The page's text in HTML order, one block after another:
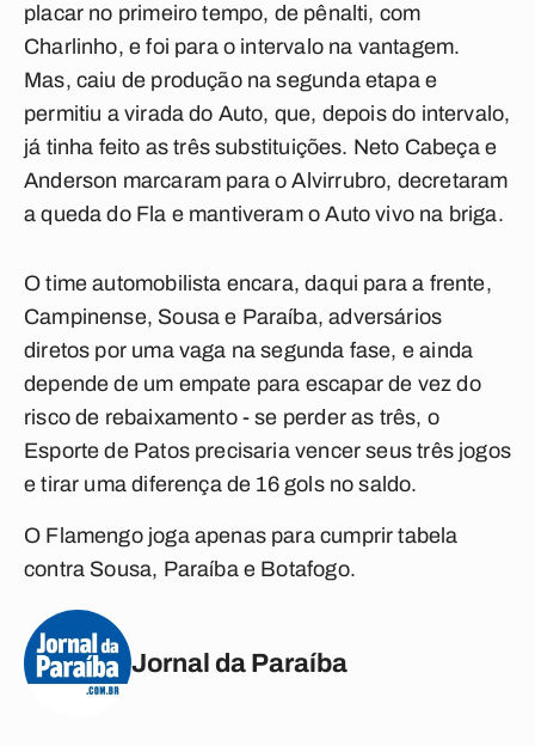
placar no primeiro tempo, de pênalti, com
Charlinho, e foi para o intervalo na vantagem.
Mas, caiu de produção na segunda etapa e
permitiu a virada do Auto, que, depois do intervalo,
já tinha feito as três substituições. Neto Cabeça e
Anderson marcaram para o Alvirrubro, decretaram
a queda do Fla e mantiveram o Auto vivo na briga.
O time automobilista encara, daqui para a frente,
Campinense, Sousa e Paraíba, adversários
diretos por uma vaga na segunda fase, e ainda
depende de um empate para escapar de vez do
risco de rebaixamento - se perder as três, o
Esporte de Patos precisaria vencer seus três jogos
e tirar uma diferença de 16 gols no saldo.
O Flamengo joga apenas para cumprir tabela
contra Sousa, Paraíba e Botafogo.
Jornal da Paraíba